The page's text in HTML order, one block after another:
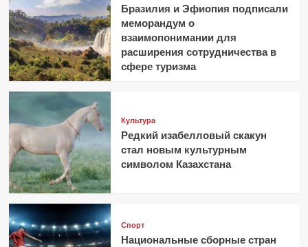
Бразилия и Эфиопия подписали
меморандум о
взаимопонимании для
расширения сотрудничества в
сфере туризма
Культура
Редкий изабелловый скакун
стал новым культурным
символом Казахстана
Спорт
Национальные сборные стран